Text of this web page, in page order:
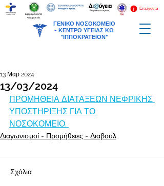
ΓΕΝΙΚΟ ΝΟΣΟΚΟΜΕΙΟ
- ΚΕΝΤΡΟ ΥΓΕΙΑΣ ΚΩ
"ΙΠΠΟΚΡΑΤΕΙΟΝ"
Επείγοντα
Εφημερεύοντα
Φαρμακεία
13/03/2024
13 Μαρ 2024
ΠΡΟΜΗΘΕΙΑ ΔΙΑΤΑΞΕΩΝ ΝΕΦΡΙΚΗΣ
ΥΠΟΣΤΗΡΙΞΗΣ ΓΙΑ ΤΟ
ΝΟΣΟΚΟΜΕΙΟ.
Διαγωνισμοί - Προμήθειες - Διαβουλ
Σχόλια